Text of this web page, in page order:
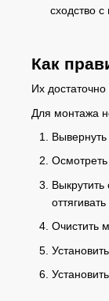
сходство
Как
Их
Для монтажа
Очистить